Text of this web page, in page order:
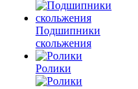
Подшипники
скольжения
Ролики